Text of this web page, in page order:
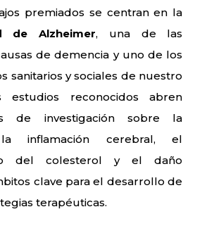
premiados se centran en la
de Alzheimer, una de las
de demencia y uno de los
sanitarios y sociales de nuestro
estudios reconocidos abren
de investigación sobre la
inflamación cerebral, el
del colesterol y el daño
clave para el desarrollo de
terapéuticas.